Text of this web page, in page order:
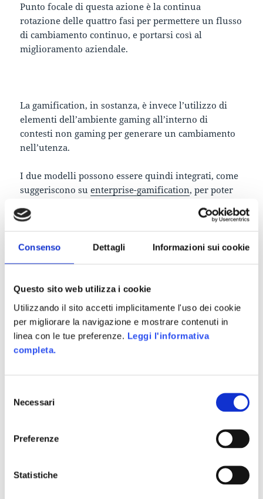
Consenso Dettagli Informazioni sui cookie
Questo sito web utilizza i cookie
Utilizzando il sito accetti implicitamente l'uso dei cookie
per migliorare la navigazione e mostrare contenuti in
linea con le tue preferenze. Leggi l'informativa
completa.
delNecessari
Preferenze
Statistiche
Punto focale di questa azione è la continua
rotazione delle quattro fasi per permettere un flusso
di cambiamento continuo, e portarsi così al
miglioramento aziendale.
La gamification, in sostanza, è invece l’utilizzo di
elementi dell’ambiente gaming all’interno di
contesti non gaming per generare un cambiamento
nell’utenza.
I due modelli possono essere quindi integrati, come
suggeriscono suenterprise-gamification, per poter
le direttive del Kaizen, sia della Gamification.